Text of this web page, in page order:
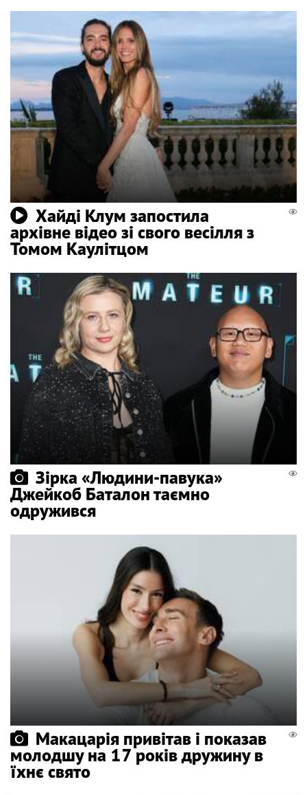
Хайді Клум запостила
архівне відео зі свого весілля з
Томом Каулітцом
Зірка «Людини-павука»
Джейкоб Баталон таємно
одружився
Макацарія привітав і показав
молодшу на 17 років дружину в
їхнє свято